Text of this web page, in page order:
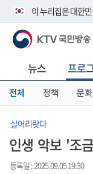
이 누리집은 대한
공식 누리집 주소 확
니다.
이밖에 or.kr 또는
서 도메인 주소를 확
KTV 국민방송
뉴스 프로
전체 정책 문
살어리랏다
인생 악보 '조
등록일 : 2025.09.05 19:30